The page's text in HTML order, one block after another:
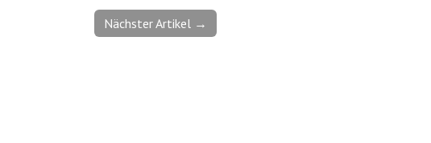
Nächster Artikel →